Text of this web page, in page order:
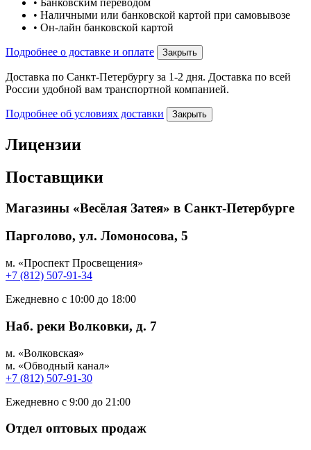
• Банковским переводом
• Наличными или банковской картой при самовывозе
• Он-лайн банковской картой
Подробнее о доставке и оплате Закрыть
Доставка по Санкт-Петербургу за 1-2 дня. Доставка по всей
России удобной вам транспортной компанией.
Подробнее об условиях доставки Закрыть
Лицензии
Поставщики
Магазины «Весёлая Затея» в Санкт-Петербурге
Парголово, ул. Ломоносова, 5
м. «Проспект Просвещения»
+7 (812) 507-91-34
Ежедневно с 10:00 до 18:00
Наб. реки Волковки, д. 7
м. «Волковская»
м. «Обводный канал»
+7 (812) 507-91-30
Ежедневно с 9:00 до 21:00
Отдел оптовых продаж